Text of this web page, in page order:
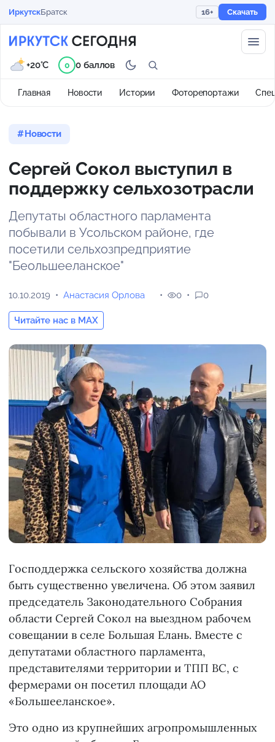
ИркутскБратск 16+ Скачать
Главная Новости Истории Фоторепортажи
+20°C 0 0 баллов
Новости
Сергей Сокол выступил в
поддержку сельхозотрасли
Депутаты областного парламента
побывали в Усольском районе, где
посетили сельхозпредприятие
"Беольшееланское"
10.10.2019 Анастасия Орлова
Читайте нас в MAX
0 0
Господдержка сельского хозяйства должна
быть существенно увеличена. Об этом заявил
председатель Законодательного Собрания
области Сергей Сокол на выездном рабочем
совещании в селе Большая Елань. Вместе с
депутатами областного парламента,
представителями территории и ТПП ВС, с
фермерами он посетил площади АО
«Большееланское».
Это одно из крупнейших агропромышленных